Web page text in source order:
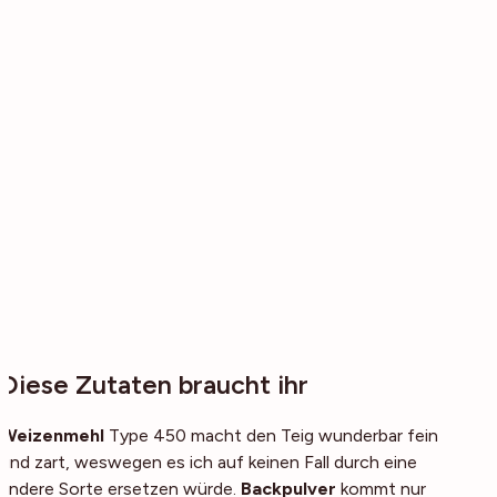
Diese Zutaten braucht ihr
Weizenmehl Type 450 macht den Teig wunderbar fein
und zart, weswegen es ich auf keinen Fall durch eine
andere Sorte ersetzen würde. Backpulver kommt nur